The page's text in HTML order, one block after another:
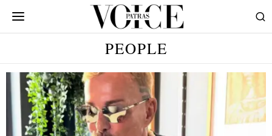
PEOPLE